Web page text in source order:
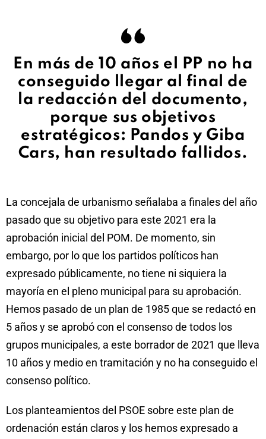
En más de 10 años el PP no ha
conseguido llegar al final de
la redacción del documento,
porque sus objetivos
estratégicos: Pandos y Giba
Cars, han resultado fallidos.
La concejala de urbanismo señalaba a finales del año
pasado que su objetivo para este 2021 era la
aprobación inicial del POM. De momento, sin
embargo, por lo que los partidos políticos han
expresado públicamente, no tiene ni siquiera la
mayoría en el pleno municipal para su aprobación.
Hemos pasado de un plan de 1985 que se redactó en
5 años y se aprobó con el consenso de todos los
grupos municipales, a este borrador de 2021 que lleva
10 años y medio en tramitación y no ha conseguido el
consenso político.
Los planteamientos del PSOE sobre este plan de
ordenación están claros y los hemos expresado a